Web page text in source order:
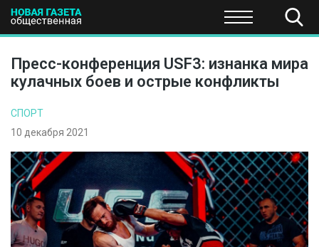
ПОЛИТИКА ЭКОНОМИКА НАУКА И
Пресс-конференция USF3: изнанка мира
кулачных боев и острые конфликты
СПОРТ
10 декабря 2021